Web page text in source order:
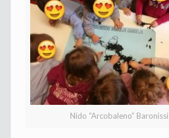
Nido “Arcobaleno” Baronissi